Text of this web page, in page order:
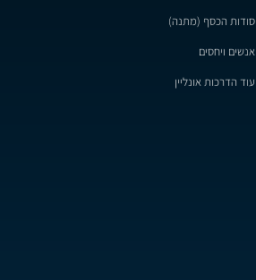
סודות הכסף (מתנה)
אנשים ויחסים
עוד הדרכות אונליין